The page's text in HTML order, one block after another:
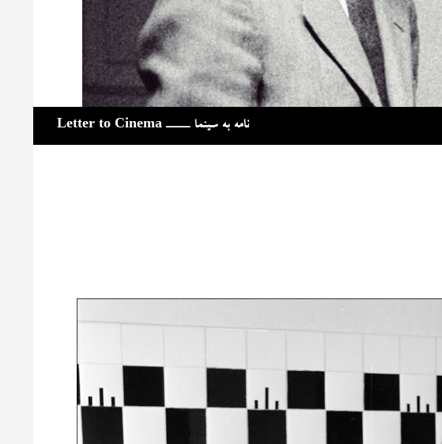
نامه به سینما ـــــ Letter to Cinema